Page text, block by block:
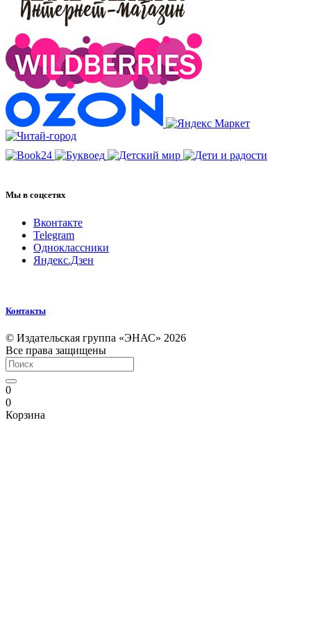
Мы в соцсетях
Вконтакте
Telegram
Одноклассники
Яндекс.Дзен
Контакты
© Издательская группа «ЭНАС» 2026
Все права защищены
0
0
Корзина